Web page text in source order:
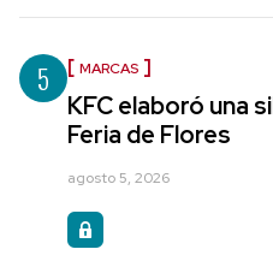
5 MARCAS
KFC elaboró una
Feria de Flores
agosto 5, 2026